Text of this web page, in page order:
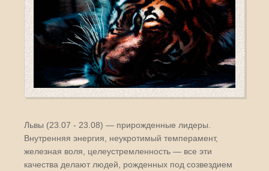
Львы (23.07 - 23.08) — прирожденные лидеры.
Внутренняя энергия, неукротимый темперамент,
железная воля, целеустремленность — все эти
качества делают людей, рожденных под созвездием